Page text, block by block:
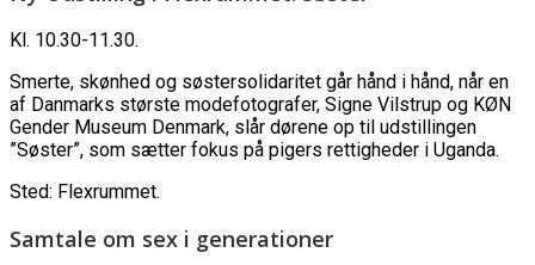
Kl. 10.30-11.30.
Smerte, skønhed og søstersolidaritet går hånd i hånd, når en
af Danmarks største modefotografer, Signe Vilstrup og KØN
Gender Museum Denmark, slår dørene op til udstillingen
”Søster”, som sætter fokus på pigers rettigheder i Uganda.
Sted: Flexrummet.
Samtale om sex i generationer